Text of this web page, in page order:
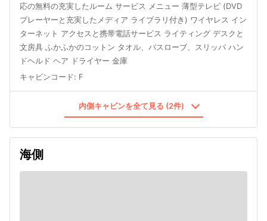
応の無料の充実したルーム サービス メニュー 薄型テレビ (DVD
プレーヤーと充実したメディア ライブラリ付き) ワイヤレス イン
ターネット アクセスと携帯電話サービス ライティング デスクと
文房具 ふかふかのコットン タオル、バスローブ、スリッパ ハン
ドヘルド ヘア ドライヤー 金庫
キャビンコード: F
内側キャビンを全て見る (2件)
海側